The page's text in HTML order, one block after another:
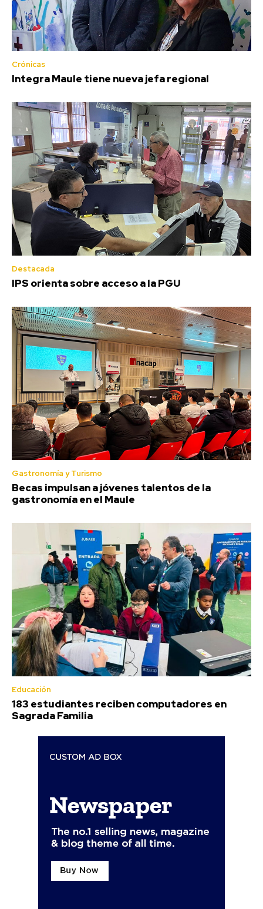
Crónicas
Integra Maule tiene nueva jefa regional
Destacada
IPS orienta sobre acceso a la PGU
Gastronomía y Turismo
Becas impulsan a jóvenes talentos de la
gastronomía en el Maule
Educación
183 estudiantes reciben computadores en
Sagrada Familia